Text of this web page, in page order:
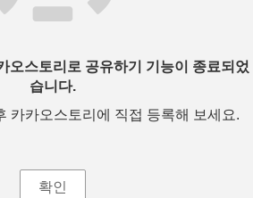
오스토리로 공유하기 기능이 종료되었
습니다.
카카오스토리에 직접 등록해 보세요.
확인